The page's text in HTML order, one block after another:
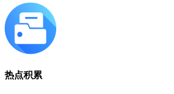
热点积累